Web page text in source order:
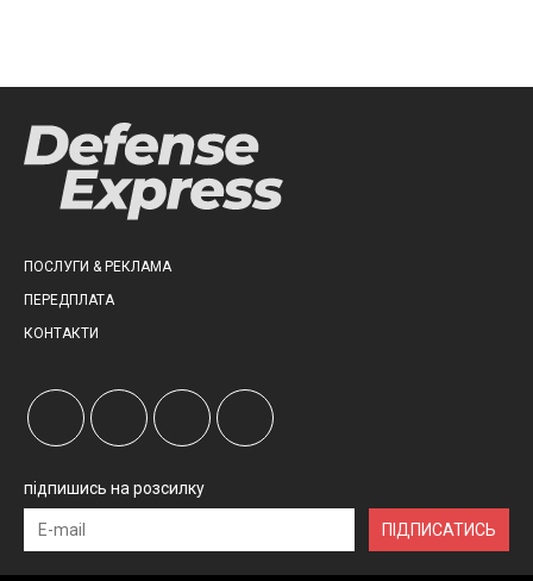
ПОСЛУГИ & РЕКЛАМА
ПЕРЕДПЛАТА
КОНТАКТИ
підпишись на розсилку
ПІДПИСАТИСЬ